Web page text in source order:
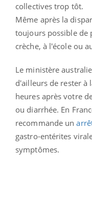
collectives trop tôt.
Même après la
toujours possible de
crèche, à l'école ou
Le ministère
d'ailleurs de rester à
heures après votre
ou diarrhée. En
recommande un
gastro-entérites
symptômes.